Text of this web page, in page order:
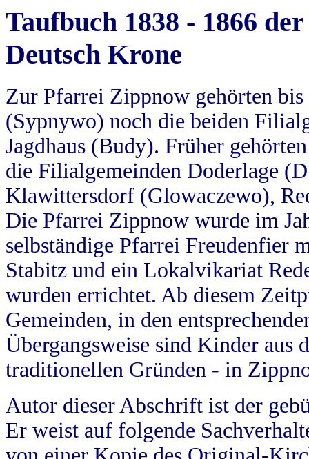
Taufbuch 1838 - 1866
Deutsch Krone
Zur Pfarrei Zippnow gehörten
(Sypnywo) noch die beiden
Jagdhaus (Budy). Früher
die Filialgemeinden Doderlage
Klawittersdorf (Glowaczewo),
Die Pfarrei Zippnow wurde im
selbständige Pfarrei Freudenfier
Stabitz und ein Lokalvikariat
wurden errichtet. Ab diesem
Gemeinden, in den
Übergangsweise sind Kinder aus
traditionellen Gründen - in
Autor dieser Abschrift ist der
Er weist auf folgende